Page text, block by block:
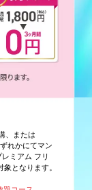
、または
れかにてマン
ミアム フリ
となります。